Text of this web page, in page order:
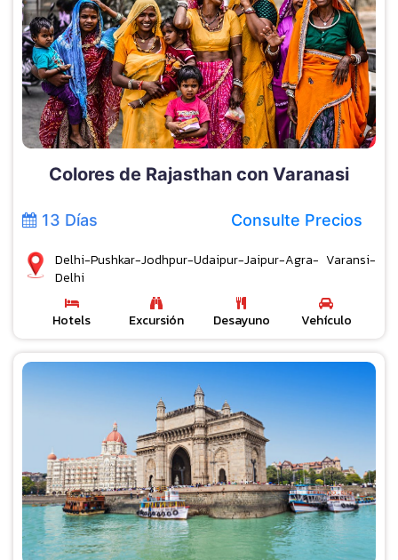
Colores de Rajasthan con Varanasi
13 Días Consulte Precios
Delhi-Pushkar-Jodhpur-Udaipur-Jaipur-Agra- Varansi-
Delhi
Hotels Excursión Desayuno Vehículo